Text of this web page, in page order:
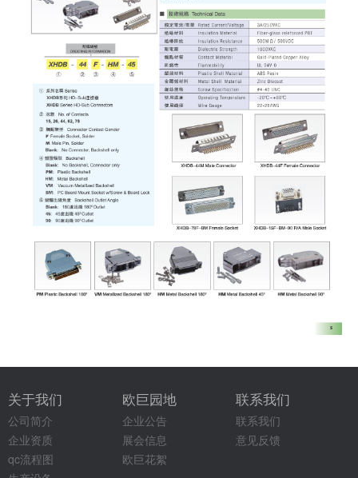
关于我们
公司简介
企业资质
qc流程图
欧巨园地
企业公告
展会信息
欧巨花絮
联系我们
联系我们
意见反馈